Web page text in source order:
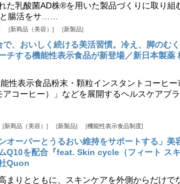
た乳酸菌AD株®を用いた製品づくりに取り組
腸活をサ……
新商品（美容） 新製品
、おいしく続ける美活習慣。冷え、脚のむく
チする機能性表示食品が新登場／新日本製薬
性表示食品粉末・顆粒インスタントコーヒー
コーヒー）」などを展開するヘルスケアブ
新商品（美容） 新製品 機能性表示食品制度
オーバーとうるおい維持をサポートする」美
Q10を配合『feat. Skin cycle（フィート ス
Quon
まりとともに、スキンケアを外側からだけで